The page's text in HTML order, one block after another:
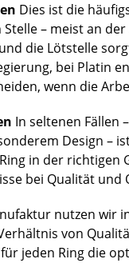
Dies ist die
– meist an
die Lötstelle
bei Platin
wenn die
In seltenen Fällen
Design –
in der
bei Qualität und
nutzen wir
von
jeden Ring die